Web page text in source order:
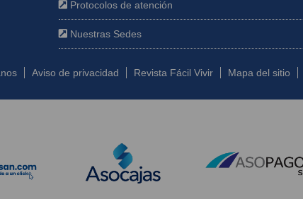
Protocolos de atención
Nuestras Sedes
Aviso de privacidad Revista Fácil Vivir Mapa del sitio